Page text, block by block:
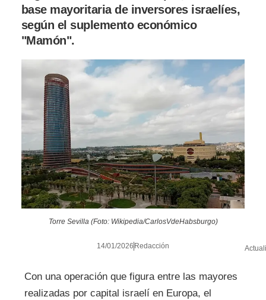
base mayoritaria de inversores israelíes,
según el suplemento económico
"Mamón".
Torre Sevilla (Foto: Wikipedia/CarlosVdeHabsburgo)
14/01/2026 Redacción
Con una operación que figura entre las mayores
realizadas por capital israelí en Europa, el